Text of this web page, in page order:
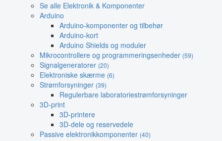
Se alle Elektronik & Komponenter
Arduino
Arduino-komponenter og tilbehør
Arduino-kort
Arduino Shields og moduler
Mikrocontrollere og programmeringsenheder (59)
Signalgeneratorer (20)
Elektroniske skærme (6)
Strømforsyninger (39)
Regulerbare laboratoriestrømforsyninger
3D-print
3D-printere
3D-dele og reservedele
Passive elektronikkomponenter (40)